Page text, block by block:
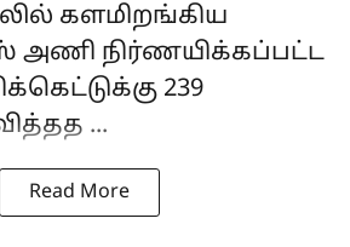
களமிறங்கிய
நிர்ணயிக்கப்பட்ட
239
...
Read More